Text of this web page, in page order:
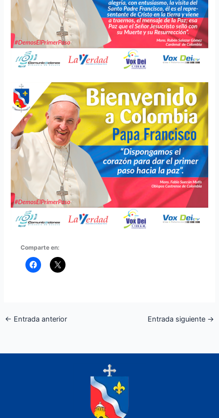
Comparte en:
← Entrada anterior Entrada siguiente →